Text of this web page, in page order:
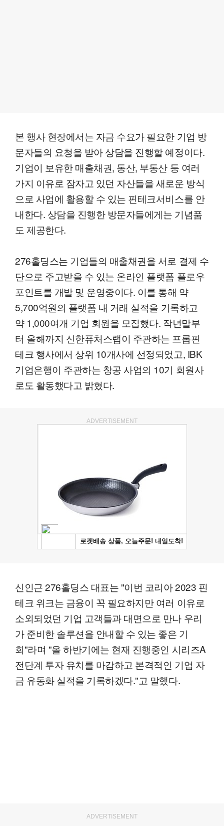
본 행사 현장에서는 자금 수요가 필요한 기업 방
문자들의 요청을 받아 상담을 진행할 예정이다.
기업이 보유한 매출채권, 동산, 부동산 등 여러
가지 이유로 잠자고 있던 자산들을 새로운 방식
으로 사업에 활용할 수 있는 핀테크서비스를 안
내한다. 상담을 진행한 방문자들에게는 기념품
도 제공한다.
276홀딩스는 기업들의 매출채권을 서로 결제 수
단으로 주고받을 수 있는 온라인 플랫폼 플로우
포인트를 개발 및 운영중이다. 이를 통해 약
5,700억원의 플랫폼 내 거래 실적을 기록하고
약 1,000여개 기업 회원을 모집했다. 작년말부
터 올해까지 신한퓨처스랩이 주관하는 프롭핀
테크 행사에서 상위 10개사에 선정되었고, IBK
기업은행이 주관하는 창공 사업의 10기 회원사
로도 활동했다고 밝혔다.
ADVERTISEMENT
신인근 276홀딩스 대표는 "이번 코리아 2023 핀
테크 위크는 금융이 꼭 필요하지만 여러 이유로
소외되었던 기업 고객들과 대면으로 만나 우리
가 준비한 솔루션을 안내할 수 있는 좋은 기
회"라며 "올 하반기에는 현재 진행중인 시리즈A
전단계 투자 유치를 마감하고 본격적인 기업 자
금 유동화 실적을 기록하겠다."고 말했다.
ADVERTISEMENT